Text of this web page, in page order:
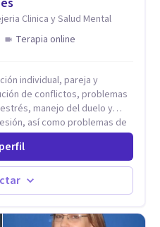
Clinica y Salud Mental
Terapia online
individual, pareja y
de conflictos, problemas
manejo del duelo y
así como problemas de
de personas
plazo, es vital para la
vision.